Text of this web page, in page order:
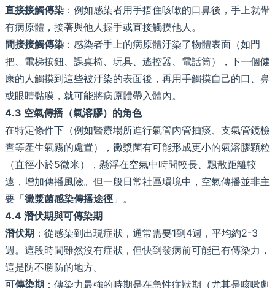
直接接觸傳染 ：例如感染者用手捂住咳嗽的口鼻後，手上就帶
有病原體，接著與他人握手或直接觸摸他人。
間接接觸傳染 ：感染者手上的病原體汙染了物體表面（如門
把、電梯按鈕、課桌椅、玩具、遙控器、電話筒），下一個健
康的人觸摸到這些被汙染的表面後，再用手觸摸自己的口、鼻
或眼睛黏膜，就可能將病原體帶入體內。
4.3 空氣傳播（氣溶膠）的角色
在特定條件下（例如醫療場所進行氣管內管抽痰、支氣管鏡檢
查等產生氣霧的處置），黴漿菌有可能形成更小的氣溶膠顆粒
（直徑小於5微米），懸浮在空氣中時間較長、飄散距離較
遠，增加傳播風險。但一般日常社區環境中，空氣傳播並非主
要「黴漿菌感染傳播途徑 」。
4.4 潛伏期與可傳染期
潛伏期 ：從感染到出現症狀，通常需要1到4週，平均約2-3
週。這段時間雖然沒有症狀，但快到發病前可能已有傳染力，
這是防不勝防的地方。
可傳染期 ：傳染力最強的時期是在急性症狀期（尤其是咳嗽劇